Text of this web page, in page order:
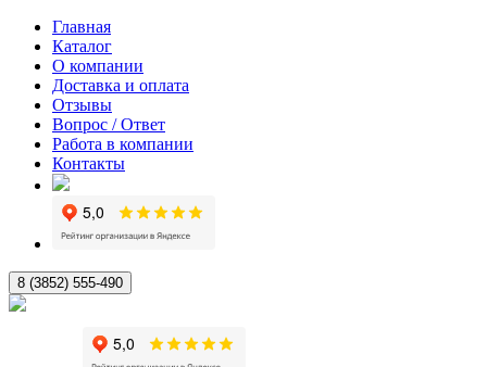
Главная
Каталог
О компании
Доставка и оплата
Отзывы
Вопрос / Ответ
Работа в компании
Контакты
8 (3852) 555-490